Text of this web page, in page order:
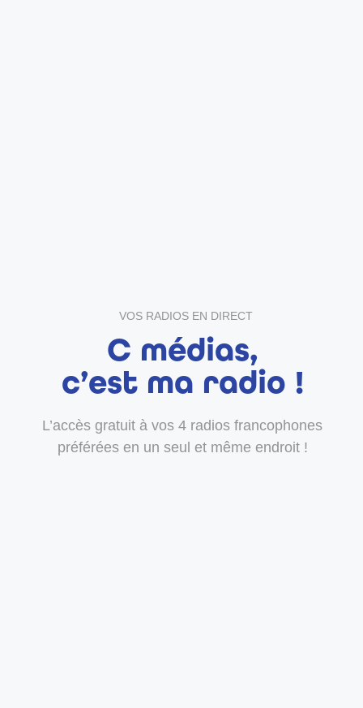
VOS RADIOS EN DIRECT
C médias,
c’est ma radio !
L’accès gratuit à vos 4 radios francophones
préférées en un seul et même endroit !